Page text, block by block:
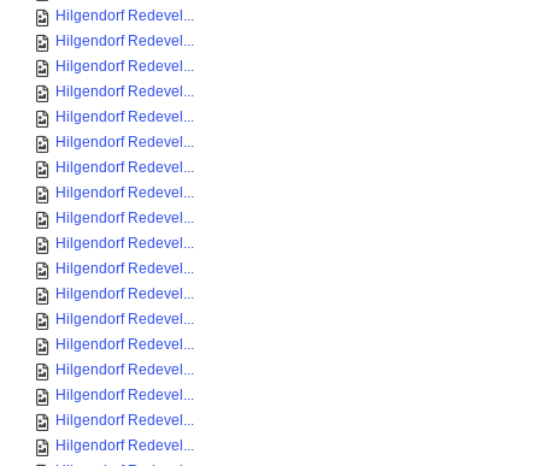
Hilgendorf Redevel...
Hilgendorf Redevel...
Hilgendorf Redevel...
Hilgendorf Redevel...
Hilgendorf Redevel...
Hilgendorf Redevel...
Hilgendorf Redevel...
Hilgendorf Redevel...
Hilgendorf Redevel...
Hilgendorf Redevel...
Hilgendorf Redevel...
Hilgendorf Redevel...
Hilgendorf Redevel...
Hilgendorf Redevel...
Hilgendorf Redevel...
Hilgendorf Redevel...
Hilgendorf Redevel...
Hilgendorf Redevel...